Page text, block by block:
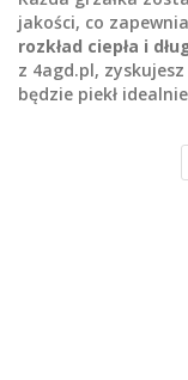
jakości, co zapewnia
rozkład ciepła i
z 4agd.pl,
będzie piekł